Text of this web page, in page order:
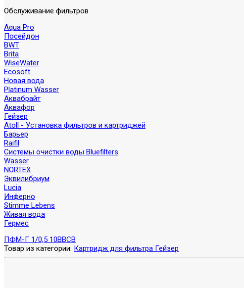
Обслуживание фильтров
Aqua Pro
Посейдон
BWT
Brita
WiseWater
Ecosoft
Новая вода
Platinum Wasser
Аквабрайт
Аквафор
Гейзер
Atoll - Установка фильтров и картриджей
Барьер
Raifil
Системы очистки воды Bluefilters
Wasser
NORTEX
Эквилибриум
Lucia
Инферно
Stimme Lebens
Живая вода
Гермес
ПФМ-Г 1/0,5 10BBCВ
Товар из категории: Картридж для фильтра Гейзер